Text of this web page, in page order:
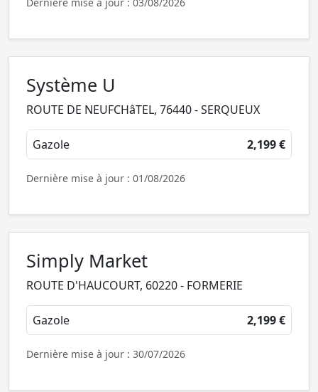
Système U
ROUTE DE NEUFCHâTEL, 76440 - SERQUEUX
Gazole 2,199 €
Dernière mise à jour : 01/08/2026
Simply Market
ROUTE D'HAUCOURT, 60220 - FORMERIE
Gazole 2,199 €
Dernière mise à jour : 30/07/2026